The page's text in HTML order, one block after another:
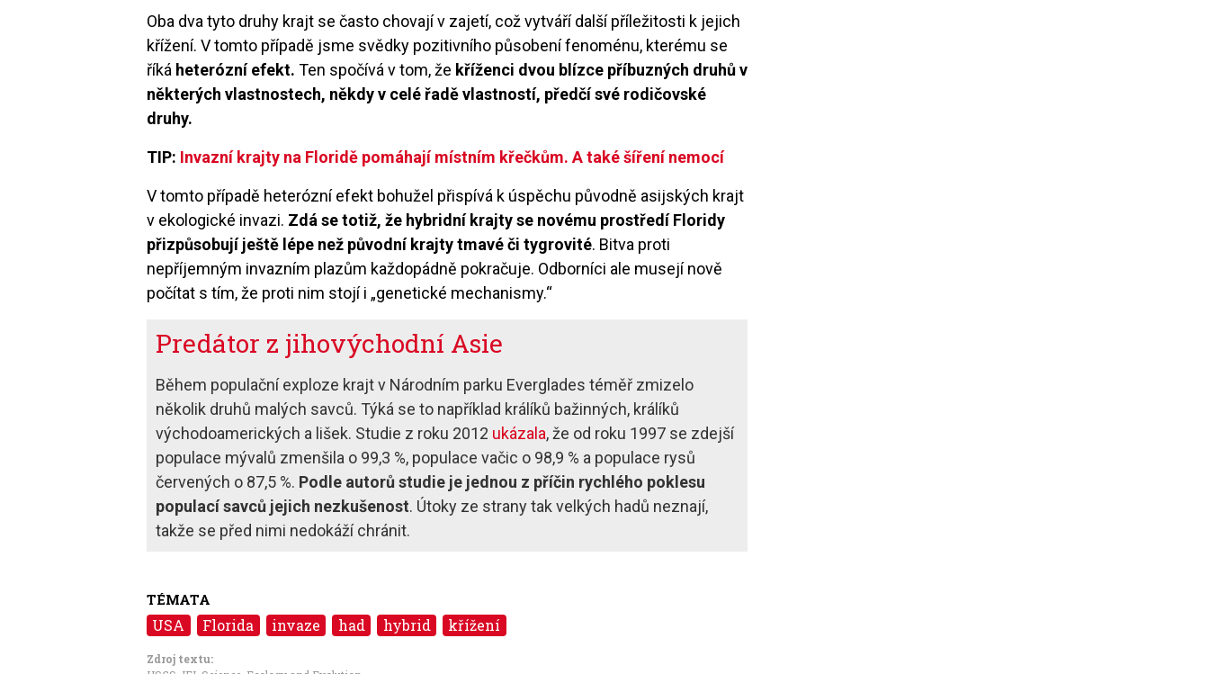
Oba dva tyto druhy krajt se často chovají v zajetí, což vytváří další příležitosti k jejich
křížení. V tomto případě jsme svědky pozitivního působení fenoménu, kterému se
říká heterózní efekt.Ten spočívá v tom, že kříženci dvou blízce příbuzných druhů v
některých vlastnostech, někdy v celé řadě vlastností, předčí své rodičovské
druhy.
TIP: Invazní krajty na Floridě pomáhají místním křečkům. A také šíření nemocí
V tomto případě heterózní efekt bohužel přispívá k úspěchu původně asijských krajt
v ekologické invazi. Zdá se totiž, že hybridní krajty se novému prostředí Floridy
přizpůsobují ještě lépe než původní krajty tmavé či tygrovité. Bitva proti
nepříjemným invazním plazům každopádně pokračuje. Odborníci ale musejí nově
počítat s tím, že proti nim stojí i „genetické mechanismy.“
Predátor z jihovýchodní Asie
Během populační exploze krajt v Národním parku Everglades téměř zmizelo
několik druhů malých savců. Týká se to například králíků bažinných, králíků
východoamerických a lišek. Studie z roku 2012 ukázala, že od roku 1997 se zdejší
populace mývalů zmenšila o 99,3 %, populace vačic o 98,9 % a populace rysů
červených o 87,5 %. Podle autorů studie je jednou z příčin rychlého poklesu
populací savců jejich nezkušenost. Útoky ze strany tak velkých hadů neznají,
takže se před nimi nedokáží chránit.
TÉMATA
USA Florida invaze had hybrid křížení
Zdroj textu: